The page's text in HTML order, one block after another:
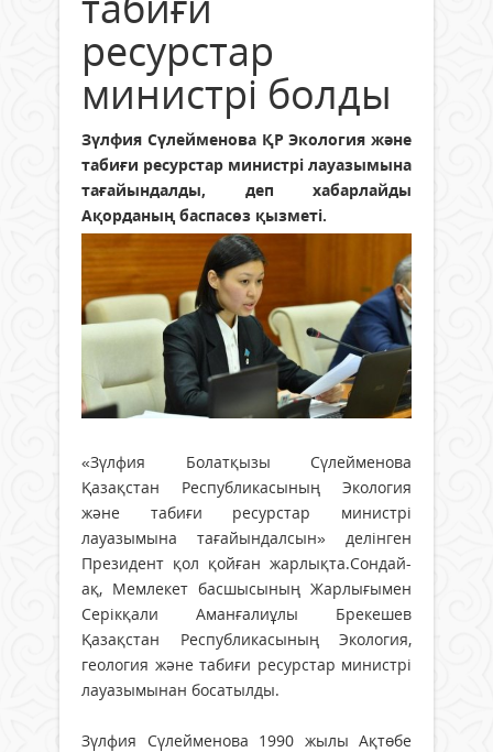
ресурстар
министрі болды
Зүлфия Сүлейменова ҚР Экология және
табиғи ресурстар министрі лауазымына
тағайындалды, деп хабарлайды
Ақорданың баспасөз қызметі.
«Зүлфия Болатқызы Сүлейменова
Қазақстан Республикасының Экология
және табиғи ресурстар министрі
лауазымына тағайындалсын» делінген
Президент қол қойған жарлықта.Сондай-
ақ, Мемлекет басшысының Жарлығымен
Серікқали Аманғалиұлы Брекешев
Қазақстан Республикасының Экология,
геология және табиғи ресурстар министрі
лауазымынан босатылды.
Зүлфия Сүлейменова 1990 жылы Ақтөбе